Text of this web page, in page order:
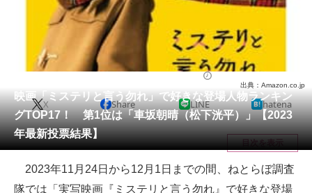
教育・育児
リサーチ
会員記事
メディア
注目記事を集めた総合ページ
ITの今と未来を見通す
映画「ミステリと言う勿れ」で好きな登場人物ランキン
グTOP17！ 第1位は「車坂朝晴（松下洸平）」【2023
年最新投票結果】
出典：Amazon.co.jp
X Share LINE hatena
目次を表示
2023年11月24日から12月1日までの間、ねとらぼ調査
隊では「実写映画『ミステリと言う勿れ』で好きな登場